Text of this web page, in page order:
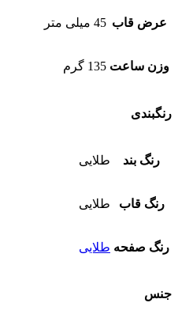
عرض قاب 45 میلی متر
وزن ساعت 135 گرم
رنگبندی
رنگ بند طلایی
رنگ قاب طلایی
رنگ صفحه طلایی
جنس